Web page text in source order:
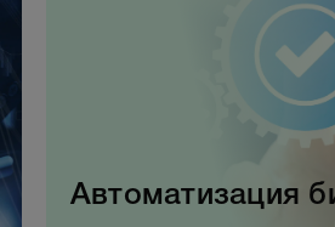
Автоматизация